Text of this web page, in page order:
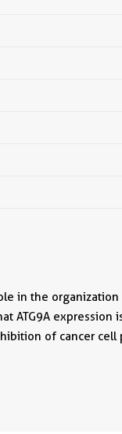
in the
ATG9A expression
of cancer